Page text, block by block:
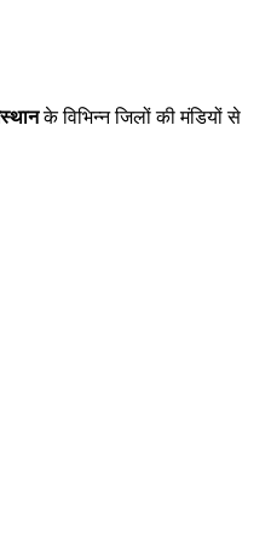
के विभिन्न जिलों की मंडियों से